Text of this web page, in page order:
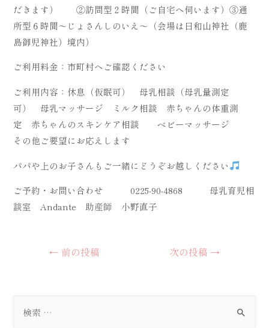
だきます） ②訪問型２時間（ご自宅へ伺います）③通
所型６時間～じょさんしのいえ～（会場は日和山神社（鹿
島御児神社）境内）
ご利用料金：市町村へご確認ください
ご利用内容：休息（仮眠可） 母乳相談（母乳量測定
可） 母乳マッサージ ミルク相談 赤ちゃんの体重測
定 赤ちゃんのスキンケア相談 ベビーマッサージ
その他ご要望にお応えします
パパや上のお子さんもご一緒にどうぞお越しください
ご予約・お問い合わせ 0225-90-4868 母乳育児相
談室 Andante 助産師 小野直子
ゲ
← 前の投稿 次の投稿 →